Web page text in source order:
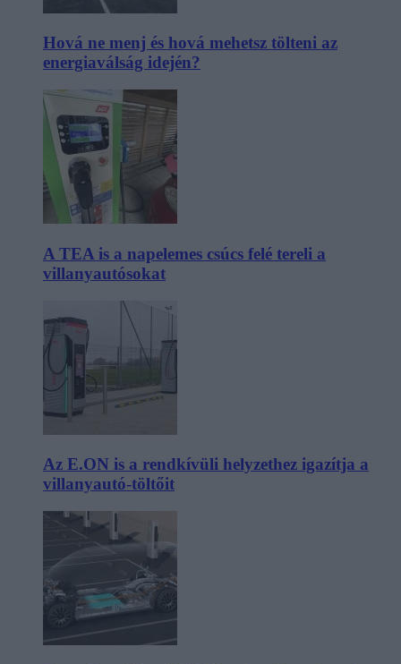
Hová ne menj és hová mehetsz tölteni az
energiaválság idején?
A TEA is a napelemes csúcs felé tereli a
villanyautósokat
Az E.ON is a rendkívüli helyzethez igazítja a
villanyautó-töltőit